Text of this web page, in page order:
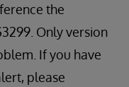
the
Only version
If you have
please